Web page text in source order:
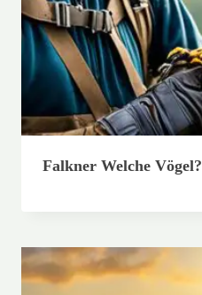
Falkner Welche Vögel?